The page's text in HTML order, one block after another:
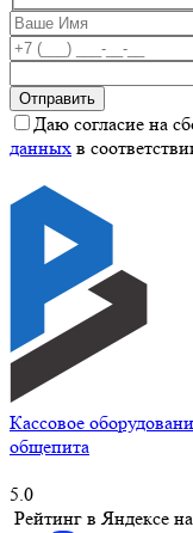
Даю согласие на
данных в
Кассовое
общепита
5.0
Рейтинг в Яндексе